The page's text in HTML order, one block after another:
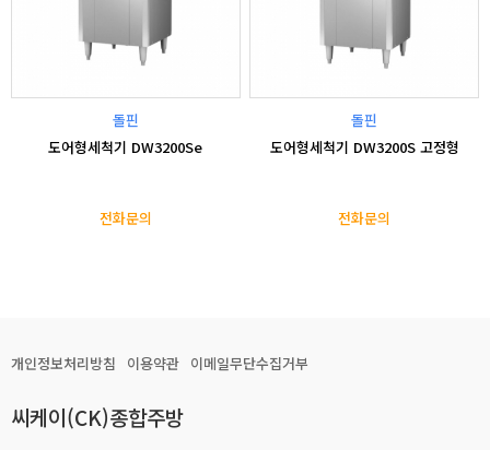
돌핀
도어형세척기 DW3200Se
전화문의
돌핀
도어형세척기 DW3200S 고정형
전화문의
개인정보처리방침 이용약관 이메일무단수집거부
씨케이(CK)종합주방